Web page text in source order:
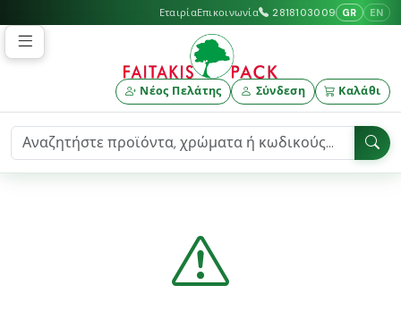
ΕταιρίαΕπικοινωνία 2818103009 GR EN
Νέος Πελάτης Σύνδεση Καλάθι